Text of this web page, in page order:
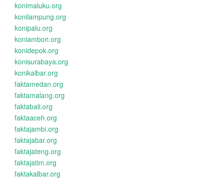
konimaluku.org
konilampung.org
konipalu.org
koniambon.org
konidepok.org
konisurabaya.org
konikalbar.org
faktamedan.org
faktamalang.org
faktabali.org
faktaaceh.org
faktajambi.org
faktajabar.org
faktajateng.org
faktajatim.org
faktakalbar.org